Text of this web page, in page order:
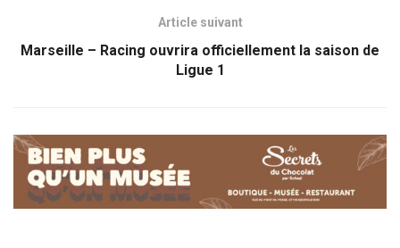
Article suivant
Marseille – Racing ouvrira officiellement la saison de
Ligue 1